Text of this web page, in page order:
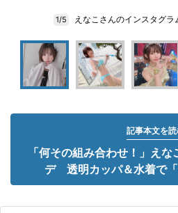
1/5 えなこさんのインスタグ
記事本文を
「何その組み合わせ！」え
デ 透明カッパ＆水着で「